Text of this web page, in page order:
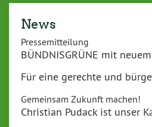
News
Pressemitteilung
BÜNDNISGRÜNE mit
Für eine gerechte und
Gemeinsam Zukunft machen!
Christian Pudack ist unser